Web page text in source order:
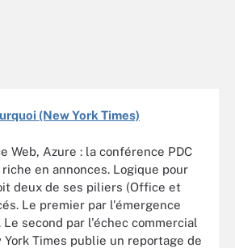
(New York Times)
Web, Azure : la conférence PDC
en annonces. Logique pour
deux de ses piliers (Office et
Le premier par l'émergence
second par l'échec commercial
York Times publie un reportage de